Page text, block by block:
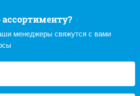
менеджеры свяжутся с вами